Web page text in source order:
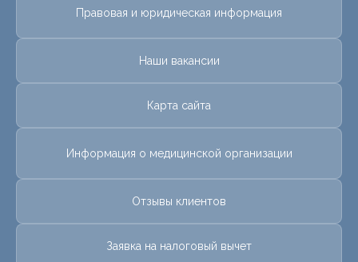
Правовая и юридическая информация
Наши вакансии
Карта сайта
Информация о медицинской организации
Отзывы клиентов
Заявка на налоговый вычет